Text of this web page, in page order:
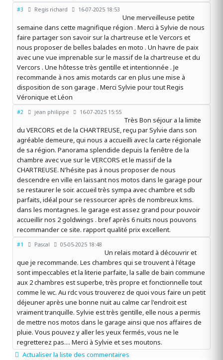
#3 Regis richard 16-07-2025 18:53
Une merveilleuse petite
semaine dans cette magnifique région . Merci à Sylvie de nous
faire partager son savoir sur la chartreuse et le Vercors et
nous proposer de belles balades en moto . Un havre de paix
avec une vue imprenable sur le massif de la chartreuse et du
Vercors . Une hôtesse très gentille et intentionnée . Je
recommande à nos amis motards car en plus une mise à
disposition de son garage . Merci Sylvie pour tout Regis
Véronique et Léon
#2 jean philippe 16-07-2025 15:55
Très Bon séjour a la limite
du VERCORS et de la CHARTREUSE, reçu par Sylvie dans son
agréable demeure, qui nous a accueilli avec la carte régionale
de sa région. Panorama splendide depuis la fenêtre de la
chambre avec vue sur le VERCORS et le massif de la
CHARTREUSE. N'hésite pas à nous proposer de nous
descendre en ville en laissant nos motos dans le garage pour
se restaurer le soir. accueil très sympa avec chambre et sdb
parfaits, idéal pour se ressourcer après de nombreux kms.
dans les montagnes. le garage est assez grand pour pouvoir
accueillir nos 2 goldwings . bref après 6 nuits nous pouvons
recommander ce site. rapport qualité prix excellent.
#1 Pascal 05-05-2025 18:48
Un relais motard à découvrir et
que je recommande. Les chambres qui se trouvent à l'étage
sont impeccables et la literie parfaite, la salle de bain commune
aux 2 chambres est superbe, très propre et fonctionnelle tout
comme le wc. Au rdc vous trouverez de quoi vous faire un petit
déjeuner après une bonne nuit au calme car l'endroit est
vraiment tranquille. Sylvie est très gentille, elle nous a permis
de mettre nos motos dans le garage ainsi que nos affaires de
pluie. Vous pouvez y aller les yeux fermés, vous ne le
regretterez pas.... Merci à Sylvie et ses moutons.
Actualiser la liste des commentaires